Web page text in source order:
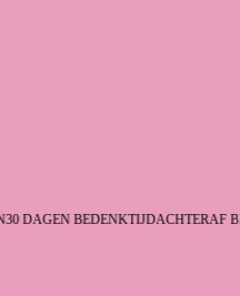
DAGEN BEDENKTIJDACHTERAF